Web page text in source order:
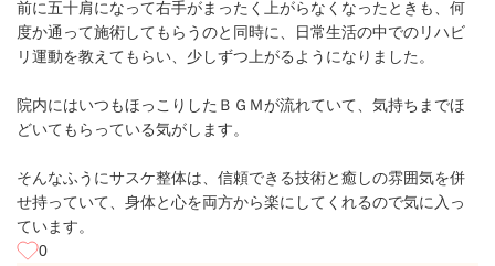
前に五十肩になって右手がまったく上がらなくなったときも、何
度か通って施術してもらうのと同時に、日常生活の中でのリハビ
リ運動を教えてもらい、少しずつ上がるようになりました。
院内にはいつもほっこりしたＢＧＭが流れていて、気持ちまでほ
どいてもらっている気がします。
そんなふうにサスケ整体は、信頼できる技術と癒しの雰囲気を併
せ持っていて、身体と心を両方から楽にしてくれるので気に入っ
ています。
0